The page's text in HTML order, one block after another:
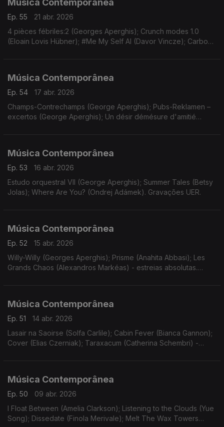
Música Contemporânea
Ep. 55
21 abr. 2026
4 pièces fébriles:2 (Georges Aperghis); Crunch modes 1.0
(Eloain Lovis Hübner); #Me My Self AI (Davor Vincze); Carbon
Música Contemporânea
Ep. 54
17 abr. 2026
Champs-Contrechamps (George Aperghis); Pubs-Reklamen –
excertos (George Aperghis); Un désir démésure d'amitié
Música Contemporânea
Ep. 53
16 abr. 2026
Estudo orquestral VII (George Aperghis); Summer Tales (Betsy
Jolas); Where Are You? (Ondrej Adámek). Gravações UER.
Música Contemporânea
Ep. 52
15 abr. 2026
Willy-Willy (Georges Aperghis); Prisme (Anahita Abbasi); Les
Grands Chaos (Alexandros Markéas) - estreias absolutas.
Música Contemporânea
Ep. 51
14 abr. 2026
Lasair na Saoirse (Solfa Carlile); Cabin Fever (Bianca Gannon);
Cover (Elias Czerniak); Taraxacum (Catherina Schembri) -
Música Contemporânea
Ep. 50
09 abr. 2026
I Float Between (Amelia Clarkson); Listening to the Clouds (Yue
Song); Dissedate (Finola Merivale); Melt The Wax Towers